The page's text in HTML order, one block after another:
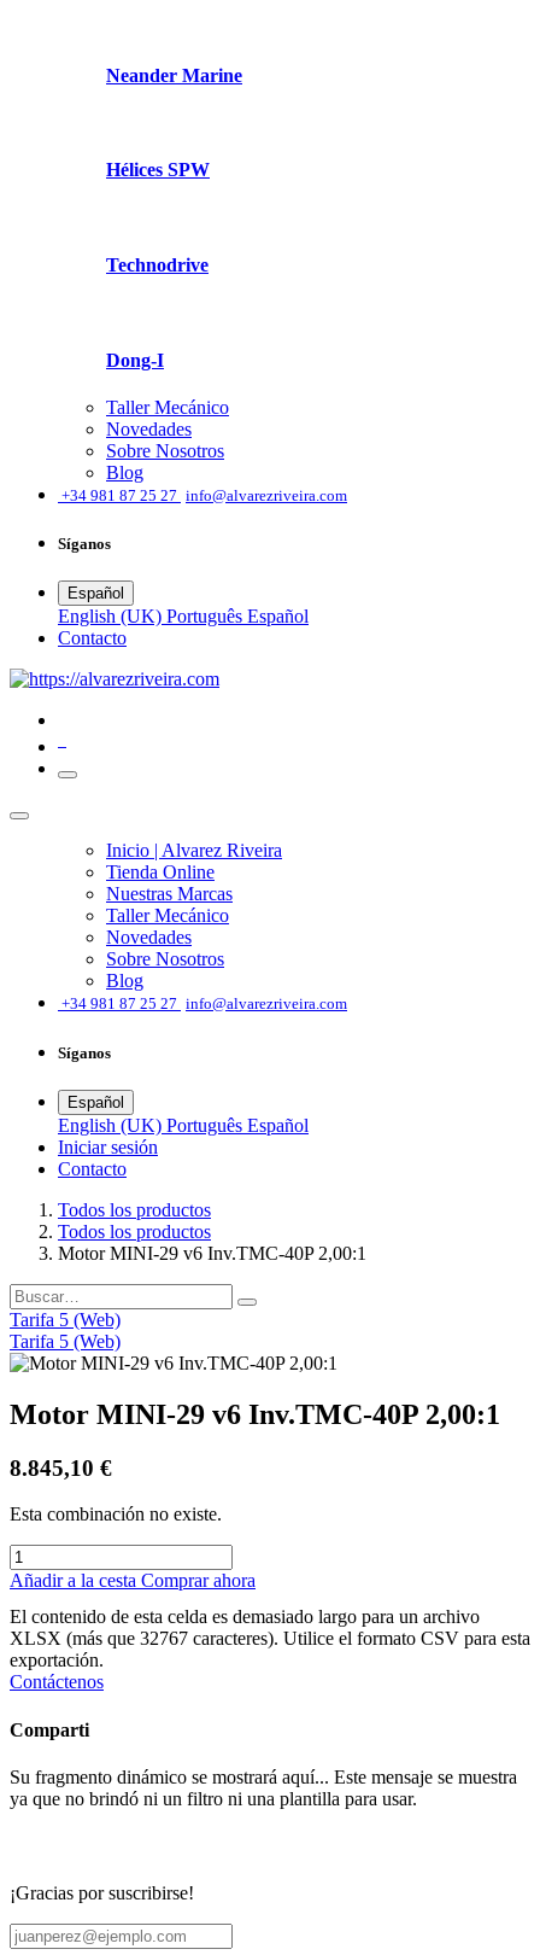
Neander Marine
Hélices SPW
Technodrive
Dong-I
Taller Mecánico
Novedades
Sobre Nosotros
Blog
+34 981 87 25 27 info@alvarezriveira.com
Síganos
Español
English (UK) Português Español
​Contacto
Inicio | Alvarez Riveira
Tienda Online
Nuestras Marcas
Taller Mecánico
Novedades
Sobre Nosotros
Blog
+34 981 87 25 27 info@alvarezriveira.com
Síganos
Español
English (UK) Português Español
Iniciar sesión
​Contacto
Todos los productos
Todos los productos
Motor MINI-29 v6 Inv.TMC-40P 2,00:1
Tarifa 5 (Web)
Tarifa 5 (Web)
Motor MINI-29 v6 Inv.TMC-40P 2,00:1
8.845,10 €
Esta combinación no existe.
Añadir a la cesta Comprar ahora
El contenido de esta celda es demasiado largo para un archivo
XLSX (más que 32767 caracteres). Utilice el formato CSV para esta
exportación.
Contáctenos
Comparti
Su fragmento dinámico se mostrará aquí... Este mensaje se muestra
ya que no brindó ni un filtro ni una plantilla para usar.
¡Gracias por suscribirse!